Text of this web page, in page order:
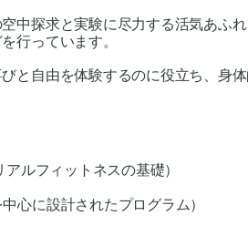
中探求と実験に尽力する活気あふ
行っています。
と自由を体験するのに役立ち、身
ルフィットネスの基礎）
心に設計されたプログラム）